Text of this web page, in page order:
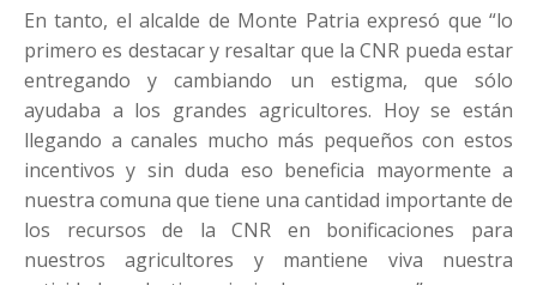
En tanto, el alcalde de Monte Patria expresó que “lo
primero es destacar y resaltar que la CNR pueda estar
entregando y cambiando un estigma, que sólo
ayudaba a los grandes agricultores. Hoy se están
llegando a canales mucho más pequeños con estos
incentivos y sin duda eso beneficia mayormente a
nuestra comuna que tiene una cantidad importante de
los recursos de la CNR en bonificaciones para
nuestros agricultores y mantiene viva nuestra